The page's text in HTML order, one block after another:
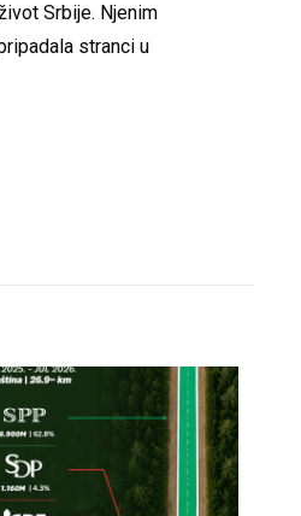
Srbije. Njenim
stranci u